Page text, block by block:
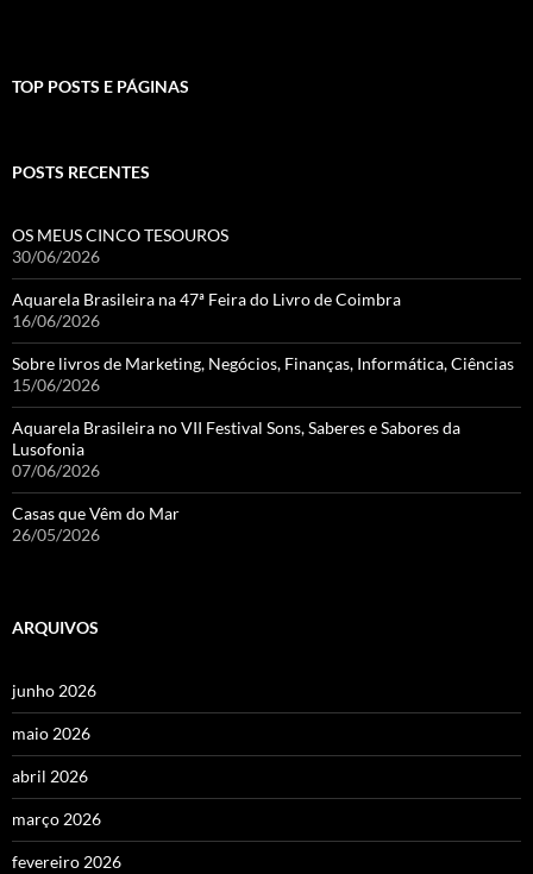
TOP POSTS E PÁGINAS
POSTS RECENTES
OS MEUS CINCO TESOUROS
30/06/2026
Aquarela Brasileira na 47ª Feira do Livro de Coimbra
16/06/2026
Sobre livros de Marketing, Negócios, Finanças, Informática, Ciências
15/06/2026
Aquarela Brasileira no VII Festival Sons, Saberes e Sabores da
Lusofonia
07/06/2026
Casas que Vêm do Mar
26/05/2026
ARQUIVOS
junho 2026
maio 2026
abril 2026
março 2026
fevereiro 2026